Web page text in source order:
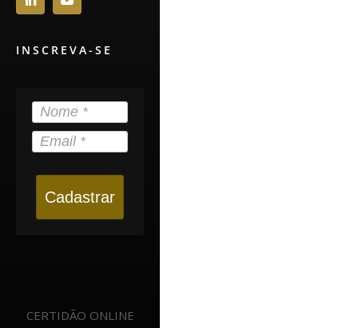
INSCREVA-SE
Cadastrar
CERTIDÃO ONLINE